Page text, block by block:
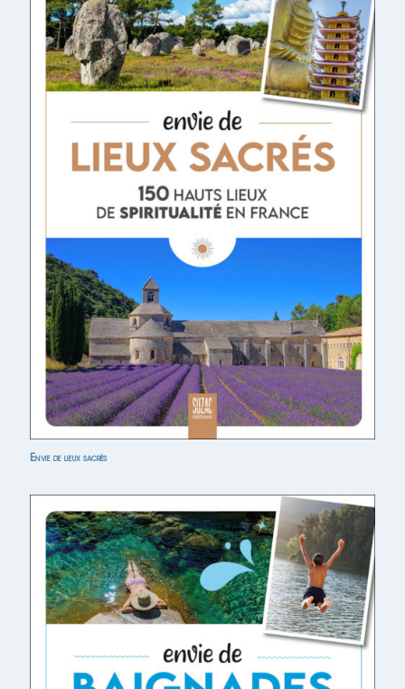
Envie de lieux sacrés